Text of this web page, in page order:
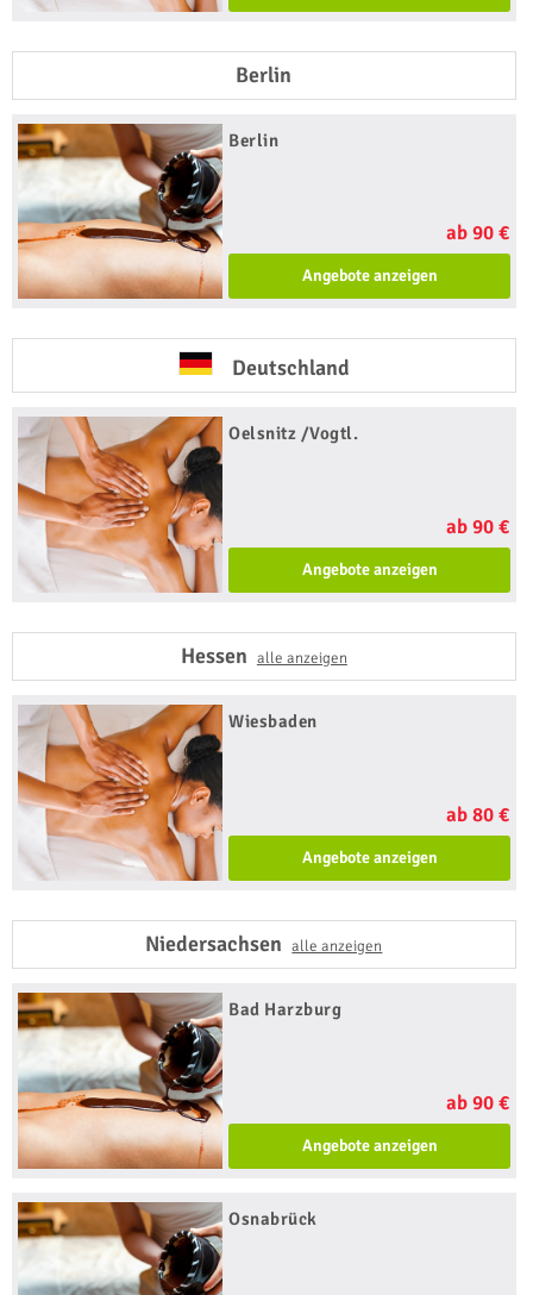
Berlin
Berlin
ab 90 €
Angebote anzeigen
Deutschland
Oelsnitz /Vogtl.
ab 90 €
Angebote anzeigen
Hessen alle anzeigen
Wiesbaden
ab 80 €
Angebote anzeigen
Niedersachsenalle anzeigen
Bad Harzburg
ab 90 €
Angebote anzeigen
Osnabrück